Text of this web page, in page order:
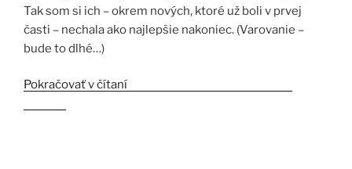
Tak som si ich – okrem nových, ktoré už boli v prvej
časti – nechala ako najlepšie nakoniec. (Varovanie –
bude to dlhé…)
Pokračovať v čítaní